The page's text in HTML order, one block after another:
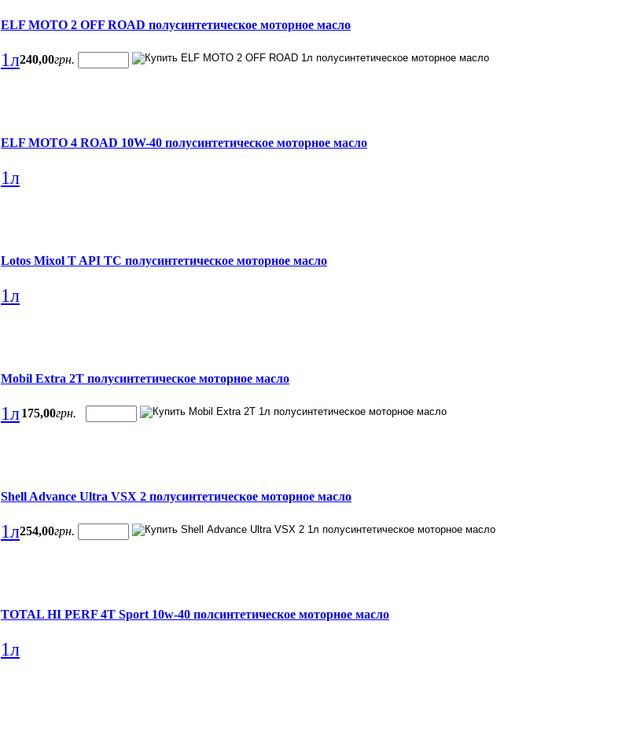
ELF MOTO 2 OFF ROAD полусинтетическое моторное масло
1л240,00грн.
ELF MOTO 4 ROAD 10W-40 полусинтетическое моторное масло
1л
Lotos Mixol T API TC полусинтетическое моторное масло
1л
Mobil Extra 2T полусинтетическое моторное масло
1л175,00грн.
Shell Advance Ultra VSX 2 полусинтетическое моторное масло
1л254,00грн.
TOTAL HI PERF 4T Sport 10w-40 полсинтетическое моторное масло
1л